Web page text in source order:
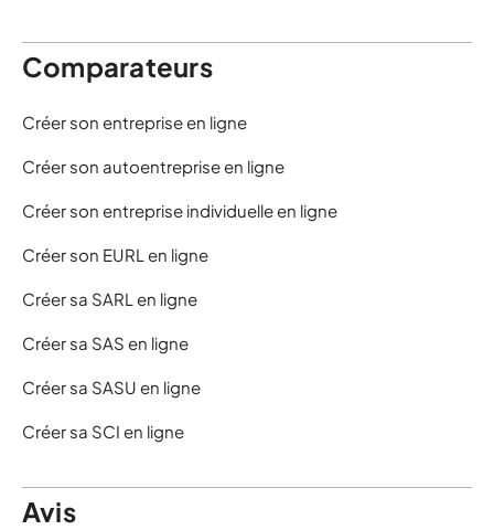
Comparateurs
Créer son entreprise en ligne
Créer son autoentreprise en ligne
Créer son entreprise individuelle en ligne
Créer son EURL en ligne
Créer sa SARL en ligne
Créer sa SAS en ligne
Créer sa SASU en ligne
Créer sa SCI en ligne
Avis